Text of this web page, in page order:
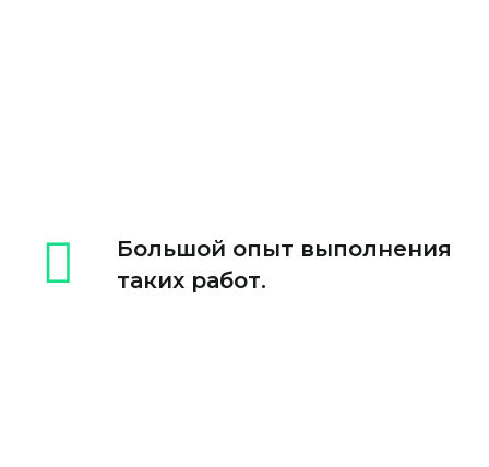
Большой опыт выполнения
таких работ.